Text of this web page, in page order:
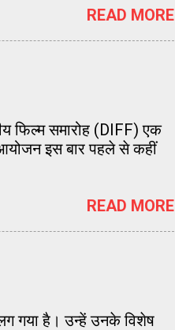
READ MORE
फिल्म समारोह (DIFF) एक
इस बार पहले से कहीं
READ MORE
गया है। उन्हें उनके विशेष